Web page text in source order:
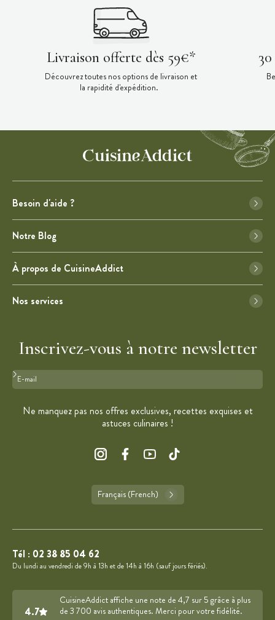
Livraison offerte dès 59€*
Découvrez toutes nos options de livraison et
la rapidité d'expédition.
Besoin d'aide ?
Notre Blog
À propos de CuisineAddict
Nos services
Inscrivez-vous à notre newsletter
Format : adresse@email.com
Ne manquez pas nos offres exclusives, recettes exquises et
astuces culinaires !
Français (French)
Tél : 02 38 85 04 62
Du lundi au vendredi de 9h à 13h et de 14h à 16h (sauf jours fériés).
4.7
CuisineAddict affiche une note de 4,7 sur 5 grâce à plus
de 3 700 avis authentiques. Merci pour votre fidélité.